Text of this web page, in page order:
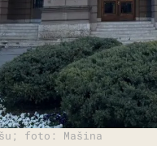
foto: Mašina